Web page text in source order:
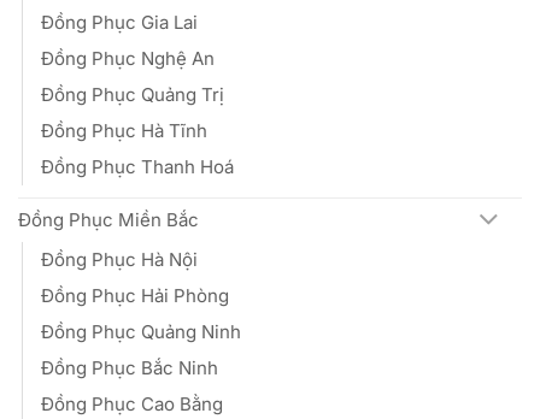
Đồng Phục Gia Lai
Đồng Phục Nghệ An
Đồng Phục Quảng Trị
Đồng Phục Hà Tĩnh
Đồng Phục Thanh Hoá
Đồng Phục Miền Bắc
Đồng Phục Hà Nội
Đồng Phục Hải Phòng
Đồng Phục Quảng Ninh
Đồng Phục Bắc Ninh
Đồng Phục Cao Bằng